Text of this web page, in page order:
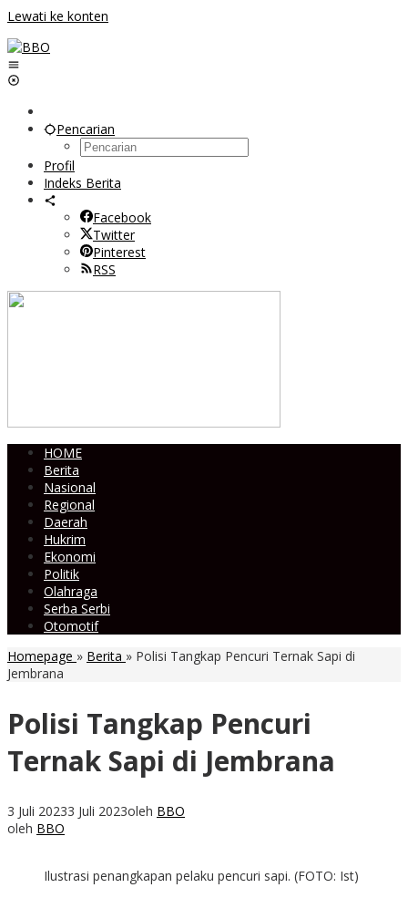
Lewati ke konten
Pencarian
Profil
Indeks Berita
Facebook
Twitter
Pinterest
RSS
HOME
Berita
Nasional
Regional
Daerah
Hukrim
Ekonomi
Politik
Olahraga
Serba Serbi
Otomotif
Homepage » Berita » Polisi Tangkap Pencuri Ternak Sapi di
Jembrana
Polisi Tangkap Pencuri
Ternak Sapi di Jembrana
3 Juli 20233 Juli 2023oleh BBO
oleh BBO
Ilustrasi penangkapan pelaku pencuri sapi. (FOTO: Ist)